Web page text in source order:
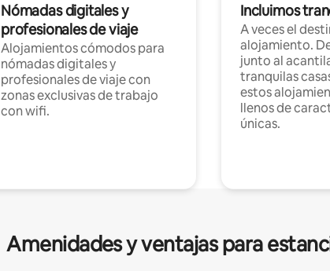
Nómadas digitales y
profesionales de viaje
Alojamientos cómodos para
nómadas digitales y
profesionales de viaje con
zonas exclusivas de trabajo
con wifi.
Incluimos
A veces el
alojamiento.
junto al
tranquilas
estos
llenos de
únicas.
Amenidades y ventajas para